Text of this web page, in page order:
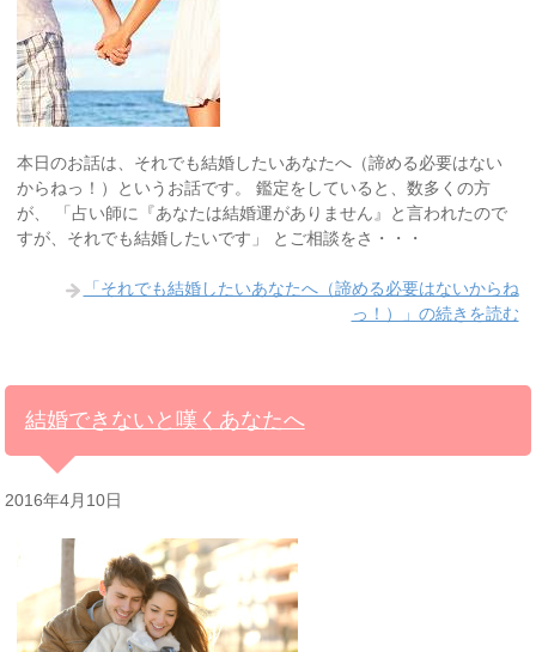
本日のお話は、それでも結婚したいあなたへ（諦める必要はない
からねっ！）というお話です。 鑑定をしていると、数多くの方
が、 「占い師に『あなたは結婚運がありません』と言われたので
すが、それでも結婚したいです」 とご相談をさ・・・
「それでも結婚したいあなたへ（諦める必要はないからね
っ！）」の続きを読む
結婚できないと嘆くあなたへ
2016年4月10日